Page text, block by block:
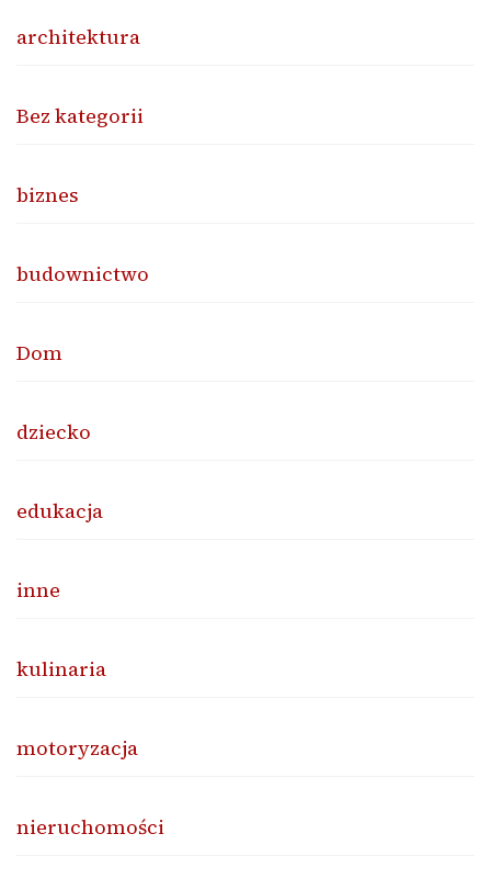
architektura
Bez kategorii
biznes
budownictwo
Dom
dziecko
edukacja
inne
kulinaria
motoryzacja
nieruchomości